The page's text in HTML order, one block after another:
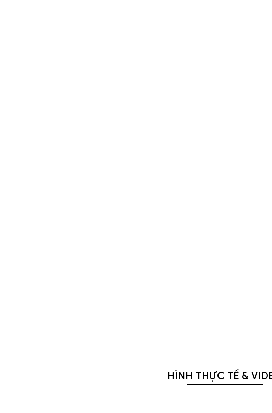
HÌNH THỰC TẾ &